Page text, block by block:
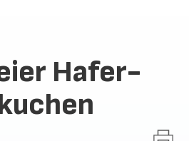
Hafer-